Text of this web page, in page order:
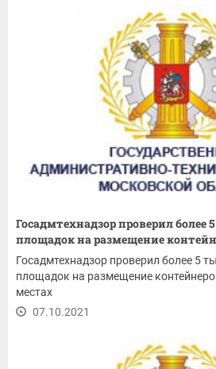
Госадмтехнадзор проверил более
площадок на размещение
Госадмтехнадзор проверил более 5
площадок на размещение
местах
07.10.2021